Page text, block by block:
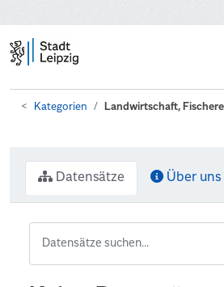
Kategorien Landwirtschaft,
Datensätze Über uns